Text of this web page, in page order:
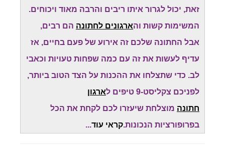
זאת, יכול לגרור איתו ריבים והרבה מאוד ויכוחים.
המשימות קשות והארגונים לחתונה הם רבים,
אבל החתונה שלכם זה אירוע של פעם בחיים, אז
עדיף לעשות את זה עם כמה שפחות טעויות וכאבי
לב. כדי שתצלחו את ההכנות על הצד הטוב ביותר,
לפניכם צקליסט-9 טיפים ל
ארגון
חתונה מוצלחת שיעזרו לכם לקחת את הכל
בפרופורציות הנכונות.קראי עוד...